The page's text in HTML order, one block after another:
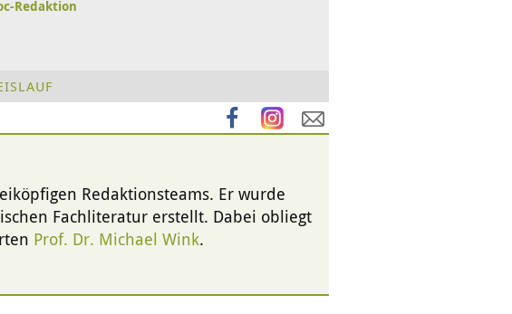
Redaktion
Redaktionsteams. Er wurde
Fachliteratur erstellt. Dabei obliegt
Prof. Dr. Michael Wink.